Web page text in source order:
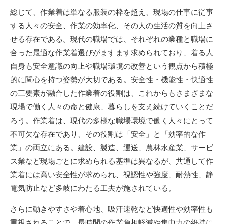
総じて、作業着は単なる服装の枠を超え、現場の仕事に従事
する人々の安全、作業の効率化、その人の生活の質を向上さ
せる存在である。現代の職場では、それぞれの業種と職場に
合った最適な作業着選びがますます求められており、着る人
自身も安全意識の向上や職場環境の改善という観点から積極
的に関心を持つ姿勢が大切である。安全性・機能性・快適性
の三要素が融合した作業着の役割は、これからもさまざまな
現場で働く人々の命と健康、暮らしを支え続けていくことだ
ろう。作業着は、現代の多様な職場環境で働く人々にとって
不可欠な存在であり、その役割は「安全」と「効率的な作
業」の両立にある。建設、製造、運送、農林水産業、サービ
ス業など現場ごとに求められる基準は異なるが、共通して作
業着には高い安全性が求められ、視認性や強度、耐熱性、静
電気防止など多岐にわたる工夫が施されている。
さらに動きやすさや着心地、吸汗速乾など快適性や効率性も